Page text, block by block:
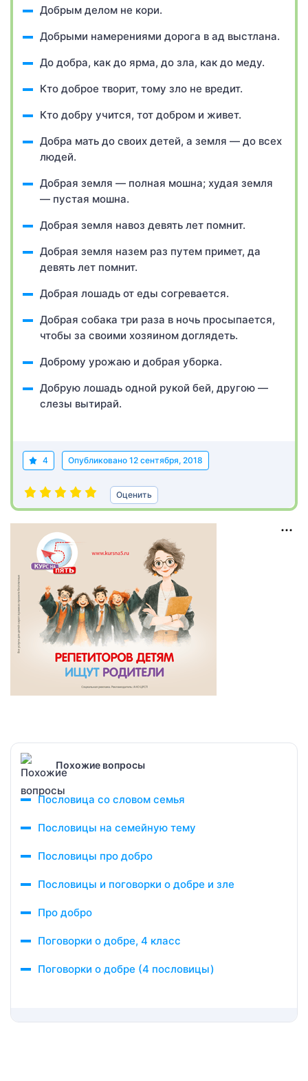
Добрым делом не кори.
Добрыми намерениями дорога в ад выстлана.
До добра, как до ярма, до зла, как до меду.
Кто доброе творит, тому зло не вредит.
Кто добру учится, тот добром и живет.
Добра мать до своих детей, а земля — до всех
людей.
Добрая земля — полная мошна; худая земля
— пустая мошна.
Добрая земля навоз девять лет помнит.
Добрая земля назем раз путем примет, да
девять лет помнит.
Добрая лошадь от еды согревается.
Добрая собака три раза в ночь просыпается,
чтобы за своими хозяином доглядеть.
Доброму урожаю и добрая уборка.
Добрую лошадь одной рукой бей, другою —
слезы вытирай.
4 Опубликовано 12 сентября, 2018
Оценить
Похожие вопросы
Пословица со словом семья
Пословицы на семейную тему
Пословицы про добро
Пословицы и поговорки о добре и зле
Про добро
Поговорки о добре, 4 класс
Поговорки о добре (4 пословицы)